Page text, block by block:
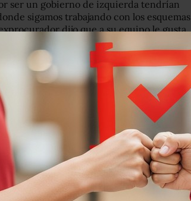
ser un gobierno de izquierda tendrían
sigamos trabajando con los esquemas
dijo que a su equipo le gusta
reñida. Es una competencia cerrada,
convencido de que hay un tema con
un diálogo directo. Lo que hago es